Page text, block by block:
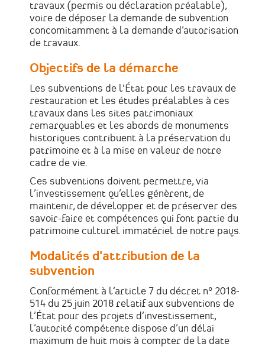
travaux (permis ou déclaration préalable),
voire de déposer la demande de subvention
concomitamment à la demande d’autorisation
de travaux.
Objectifs de la démarche
Les subventions de l'État pour les travaux de
restauration et les études préalables à ces
travaux dans les sites patrimoniaux
remarquables et les abords de monuments
historiques contribuent à la préservation du
patrimoine et à la mise en valeur de notre
cadre de vie.
Ces subventions doivent permettre, via
l’investissement qu’elles génèrent, de
maintenir, de développer et de préserver des
savoir-faire et compétences qui font partie du
patrimoine culturel immatériel de notre pays.
Modalités d'attribution de la
subvention
Conformément à l’article 7 du décret n° 2018-
514 du 25 juin 2018 relatif aux subventions de
l’État pour des projets d’investissement,
l’autorité compétente dispose d’un délai
maximum de huit mois à compter de la date